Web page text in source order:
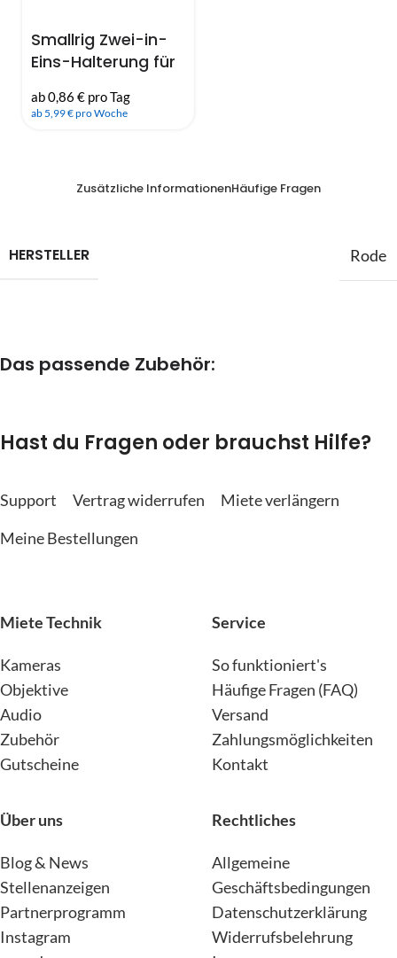
Smallrig Zwei-in-
Eins-Halterung für
Mikrofon 2996
ab 0,86 € pro Tag
ab 5,99 € pro Woche
Zusätzliche InformationenHäufige Fragen
HERSTELLER Rode
Das passende Zubehör:
Hast du Fragen oder brauchst Hilfe?
Support Vertrag widerrufen
Miete verlängern
Meine Bestellungen
Miete Technik
Kameras
Objektive
Audio
Zubehör
Gutscheine
Service
So funktioniert's
Häufige Fragen (FAQ)
Versand
Zahlungsmöglichkeiten
Kontakt
Über uns
Blog & News
Stellenanzeigen
Partnerprogramm
Instagram
Rechtliches
Allgemeine
Geschäftsbedingungen
Datenschutzerklärung
Widerrufsbelehrung